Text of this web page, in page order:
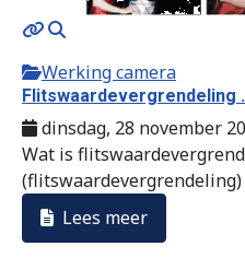
Werking camera
Flitswaardevergrendeling
dinsdag, 28 november
Wat is
(flitswaardevergrendeling)
Lees meer